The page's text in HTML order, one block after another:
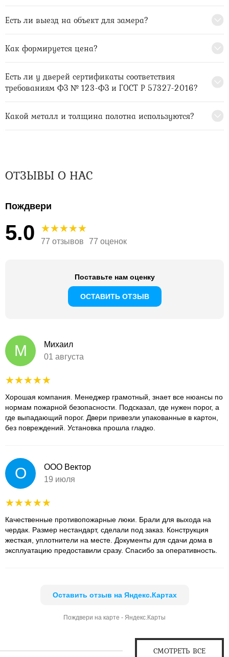
Есть ли выезд на объект для замера?
Как формируется цена?
Есть ли у дверей сертификаты соответствия
требованиям ФЗ № 123-ФЗ и ГОСТ Р 57327-2016?
Какой металл и толщина полотна используются?
ОТЗЫВЫ О НАС
Пождвери
5.0 77 отзывов 77 оценок
Поставьте нам оценку
ОСТАВИТЬ ОТЗЫВ
М
Михаил
01 августа
Хорошая компания. Менеджер грамотный, знает все нюансы по
нормам пожарной безопасности. Подсказал, где нужен порог, а
где выпадающий порог. Двери привезли упакованные в картон,
без повреждений. Установка прошла гладко.
О
ООО Вектор
19 июля
Качественные противопожарные люки. Брали для выхода на
чердак. Размер нестандарт, сделали под заказ. Конструкция
жесткая, уплотнители на месте. Документы для сдачи дома в
эксплуатацию предоставили сразу. Спасибо за оперативность.
Оставить отзыв на Яндекс.Картах
Пождвери на карте - Яндекс.Карты
СМОТРЕТЬ ВСЕ